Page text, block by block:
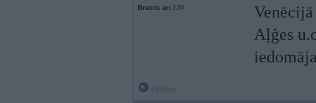
Braucu ar: E34
Aļģes